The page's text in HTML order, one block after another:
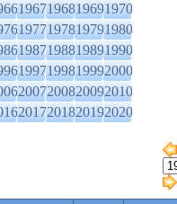
1967196819691970
1977197819791980
1987198819891990
1997199819992000
2007200820092010
2017201820192020